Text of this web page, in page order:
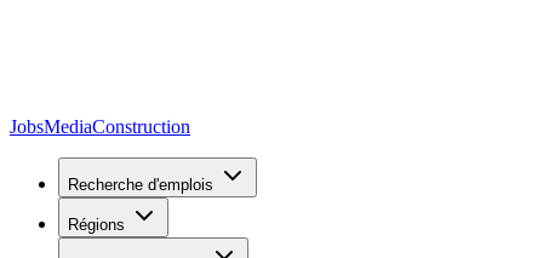
JobsMediaConstruction
Recherche d'emplois
Régions